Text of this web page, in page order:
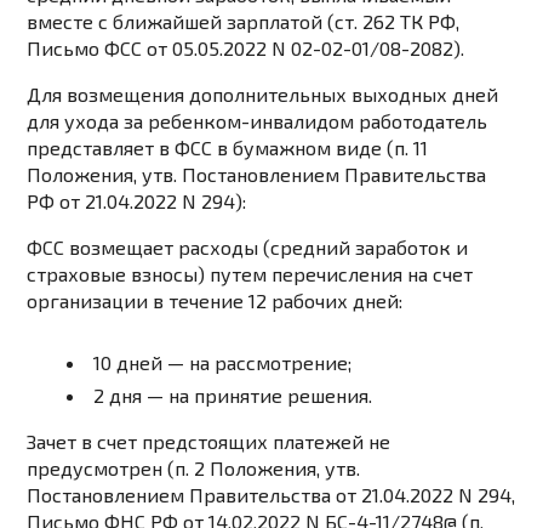
вместе с ближайшей зарплатой (ст. 262 ТК РФ,
Письмо ФСС от 05.05.2022 N 02-02-01/08-2082).
Для возмещения дополнительных выходных дней
для ухода за ребенком-инвалидом работодатель
представляет в ФСС вбумажном виде (п. 11
Положения, утв. Постановлением Правительства
РФ от 21.04.2022 N 294):
ФСС возмещает расходы (средний заработок и
страховые взносы) путем перечисления на счет
организации в течение 12 рабочих дней:
10 дней — на рассмотрение;
2 дня — на принятие решения.
Зачет в счет предстоящих платежей не
предусмотрен (п. 2 Положения, утв.
Постановлением Правительства от 21.04.2022 N 294,
Письмо ФНС РФ от 14.02.2022 N БС-4-11/2748@ (п.